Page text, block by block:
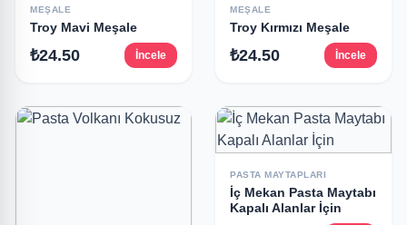
MEŞALE
Troy Mavi Meşale
₺24.50 İncele
MEŞALE
Troy Kırmızı Meşale
₺24.50 İncele
PASTA MAYTAPLARI
İç Mekan Pasta Maytabı
Kapalı Alanlar İçin